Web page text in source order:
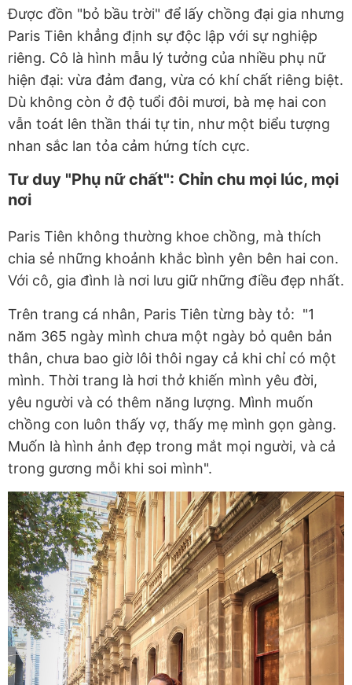
Được đồn "bỏ bầu trời" để lấy chồng đại gia nhưng
Paris Tiên khẳng định sự độc lập với sự nghiệp
riêng. Cô là hình mẫu lý tưởng của nhiều phụ nữ
hiện đại: vừa đảm đang, vừa có khí chất riêng biệt.
Dù không còn ở độ tuổi đôi mươi, bà mẹ hai con
vẫn toát lên thần thái tự tin, như một biểu tượng
nhan sắc lan tỏa cảm hứng tích cực.
Tư duy "Phụ nữ chất": Chỉn chu mọi lúc, mọi
nơi
Paris Tiên không thường khoe chồng, mà thích
chia sẻ những khoảnh khắc bình yên bên hai con.
Với cô, gia đình là nơi lưu giữ những điều đẹp nhất.
Trên trang cá nhân, Paris Tiên từng bày tỏ: "1
năm 365 ngày mình chưa một ngày bỏ quên bản
thân, chưa bao giờ lôi thôi ngay cả khi chỉ có một
mình. Thời trang là hơi thở khiến mình yêu đời,
yêu người và có thêm năng lượng. Mình muốn
chồng con luôn thấy vợ, thấy mẹ mình gọn gàng.
Muốn là hình ảnh đẹp trong mắt mọi người, và cả
trong gương mỗi khi soi mình".